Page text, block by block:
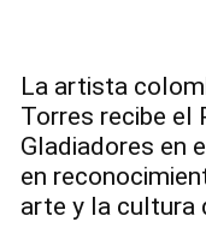
La artista
Torres recibe el
Gladiadores en
en
arte y la cultura